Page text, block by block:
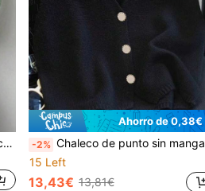
Suéter de punto de manga larga con cuello redondo de unicolor casual para mujer de talla grande, estilo otoño/invierno, de moda y cálido, adecuado para usar en la escuela
Ahorro de 0,38€
-2% Chaleco de punto sin mangas con cuello en V y botones para mujer talla grande, unicolor, regalo de Navidad, Año Nuevo, Día de San Valentín, negro, otoño
15 Left
13,43€ 13,81€